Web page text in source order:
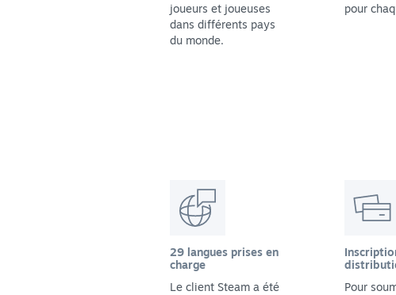
joueurs et joueuses
dans différents pays
du monde.
pour
29 langues prises en
charge
Le client Steam a été
Pour